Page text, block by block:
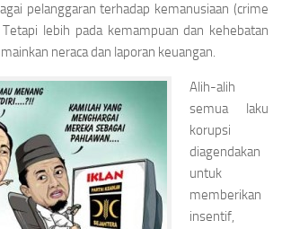
pelanggaran terhadap kemanusiaan (crime
Tetapi lebih pada kemampuan dan kehebatan
neraca dan laporan keuangan.
Alih-alih
semua laku
korupsi
diagendakan
untuk
memberikan
insentif,